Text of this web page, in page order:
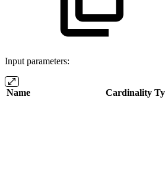
Input parameters:
Name Cardinality